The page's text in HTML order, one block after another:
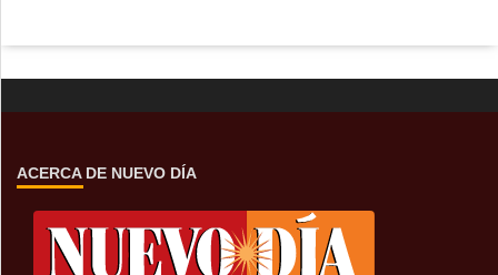
ACERCA DE NUEVO DÍA